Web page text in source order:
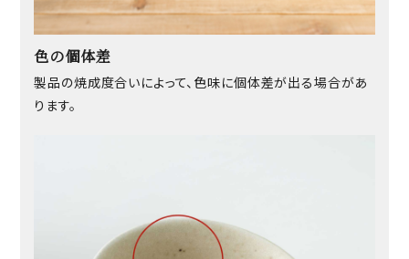
色の個体差
製品の焼成度合いによって、色味に個体差が出る場合があ
ります。